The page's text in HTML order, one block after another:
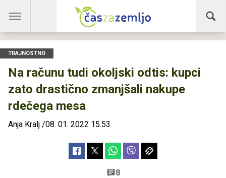
TRAJNOSTNO
Na računu tudi okoljski odtis: kupci
zato drastično zmanjšali nakupe
rdečega mesa
Anja Kralj /08. 01. 2022 15.53
8